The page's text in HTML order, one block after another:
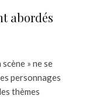
abordés
» ne se
personnages
thèmes